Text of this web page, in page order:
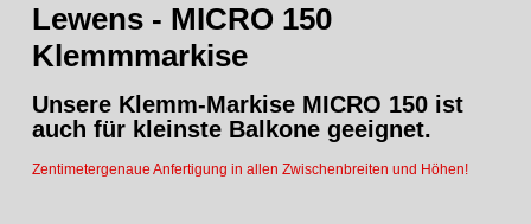
Lewens - MICRO 150
Klemmmarkise
Unsere Klemm-Markise MICRO 150 ist
auch für kleinste Balkone geeignet.
Zentimetergenaue Anfertigung in allen Zwischenbreiten und Höhen!